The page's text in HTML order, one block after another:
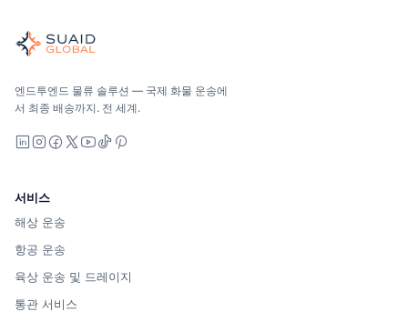
글로벌 해양, 항공, 육상, 통관 및 창고 관리를 위한 독립적인
해양, 항공 및 지상 — 운송업체 중립적으로 비교하고, 견적을
엔드투엔드 물류 솔루션 — 국제 화물 운송에
서 최종 배송까지. 전 세계.
LinkedIn
Instagram
Facebook
X YouTube
TikTok
서비스
해상 운송
항공 운송
육상 운송 및 드레이지
통관 서비스